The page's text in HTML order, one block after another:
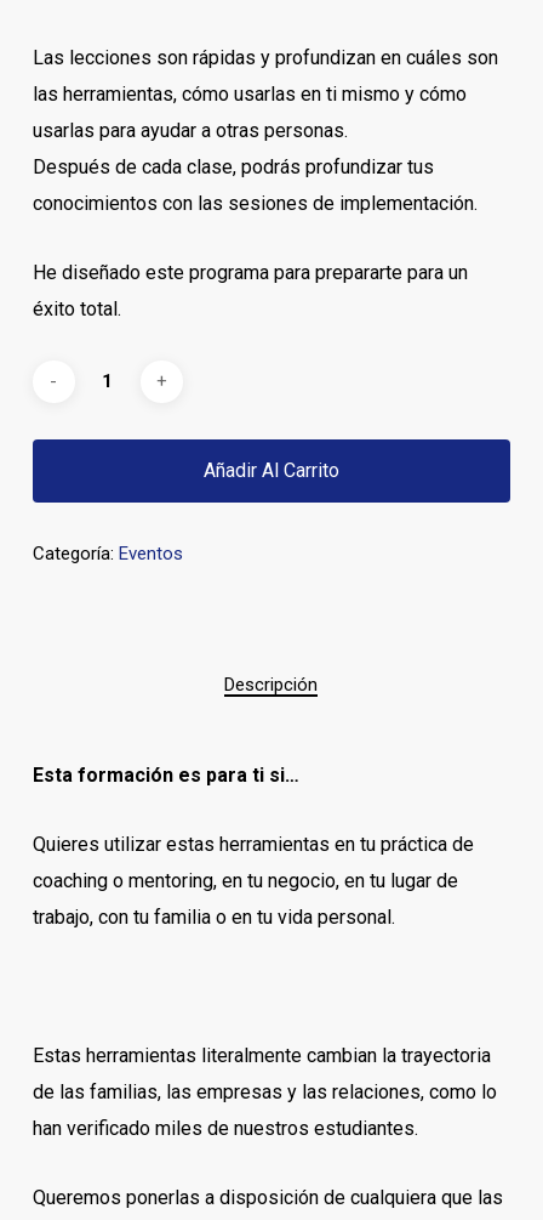
Las lecciones son rápidas y profundizan en cuáles son
las herramientas, cómo usarlas en ti mismo y cómo
usarlas para ayudar a otras personas.
Después de cada clase, podrás profundizar tus
conocimientos con las sesiones de implementación.
He diseñado este programa para prepararte para un
éxito total.
Añadir Al Carrito
Categoría: Eventos
Descripción
Esta formación es para ti si…
Quieres utilizar estas herramientas en tu práctica de
coaching o mentoring, en tu negocio, en tu lugar de
trabajo, con tu familia o en tu vida personal.
Estas herramientas literalmente cambian la trayectoria
de las familias, las empresas y las relaciones, como lo
han verificado miles de nuestros estudiantes.
Queremos ponerlas a disposición de cualquiera que las